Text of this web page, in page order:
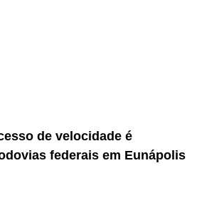
de velocidade é
federais em Eunápolis